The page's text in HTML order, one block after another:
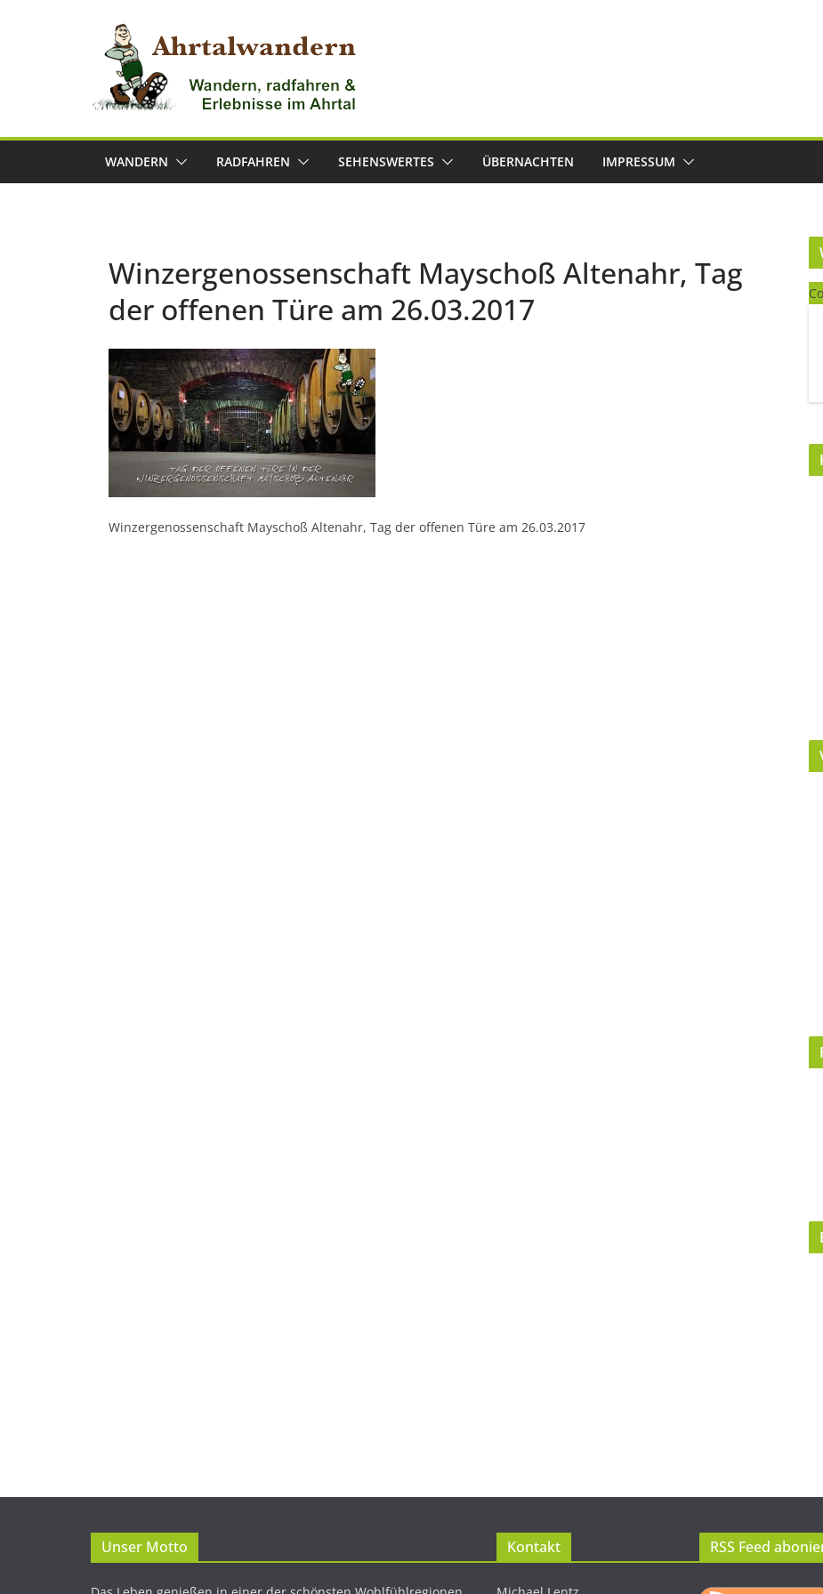
WANDERN RADFAHREN SEHENSWERTES ÜBERNACHTEN IMPRESSUM
Winzergenossenschaft Mayschoß Altenahr, Tag
der offenen Türe am 26.03.2017
Winzergenossenschaft Mayschoß Altenahr, Tag der offenen Türe am 26.03.2017
Unser Motto Kontakt RSS Feed